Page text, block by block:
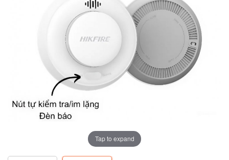
Tap to expand
Tap to expand